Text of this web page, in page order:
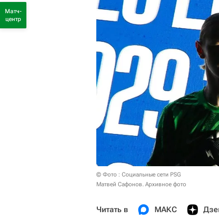
© Фото : Социальные сети PSG
Матвей Сафонов. Архивное фото
Читать в МАКС
Матч-
центр